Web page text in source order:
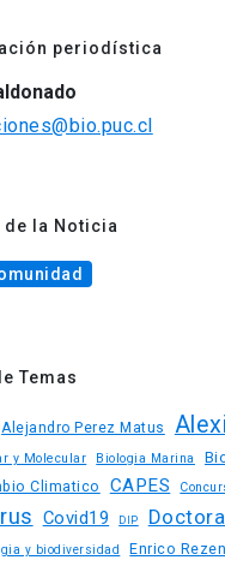
periodística
de la Noticia
Temas
Alejandro Perez Matus
y Molecular Biologia Marina
Climatico CAPES
Covid19 DIP
y biodiversidad Enrico